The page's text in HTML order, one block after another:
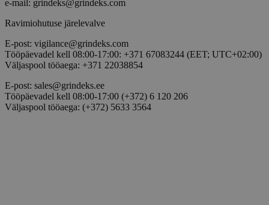
e-mail: grindeks@grindeks.com
Ravimiohutuse järelevalve
E-post: vigilance@grindeks.com
Tööpäevadel kell 08:00-17:00: +371 67083244 (EET; UTC+02:00)
Väljaspool tööaega: +371 22038854
E-post: sales@grindeks.ee
Tööpäevadel kell 08:00-17:00 (+372) 6 120 206
Väljaspool tööaega: (+372) 5633 3564